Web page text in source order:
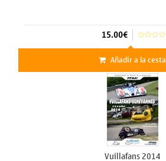
15.00€
Añadir a la cesta
Vuillafans 2014